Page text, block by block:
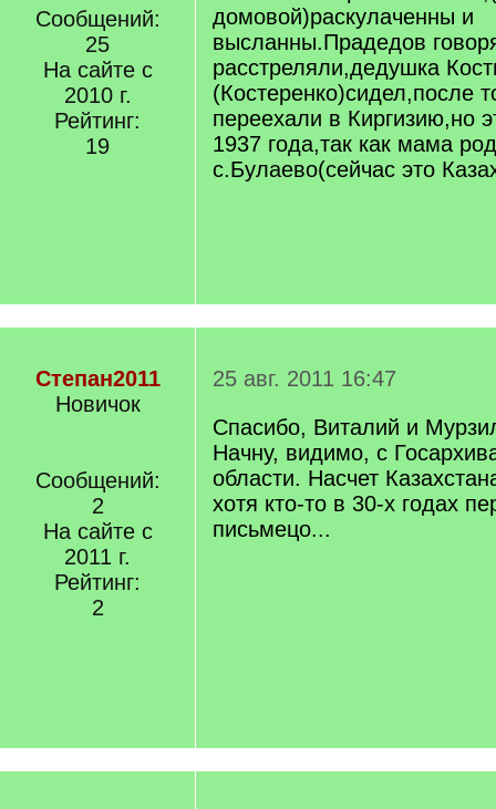
Сообщений:
25
На сайте с
2010 г.
Рейтинг:
19
домовой)раскулаченны и
высланны.Прадедов
расстреляли,дедушка
(Костеренко)сидел,после
переехали в Киргизию,но
1937 года,так как мама
с.Булаево(сейчас это
Степан2011
Новичок
Сообщений:
2
На сайте с
2011 г.
Рейтинг:
2
25 авг. 2011 16:47
Спасибо, Виталий и
Начну, видимо, с
области. Насчет
хотя кто-то в 30-х годах
письмецо...